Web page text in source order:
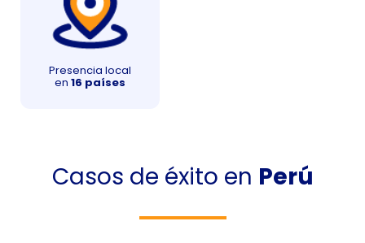
Presencia local
en16 países
Casos de éxito en Perú